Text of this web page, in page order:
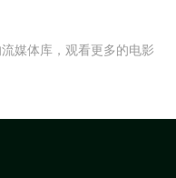
媒体库，观看更多的电影